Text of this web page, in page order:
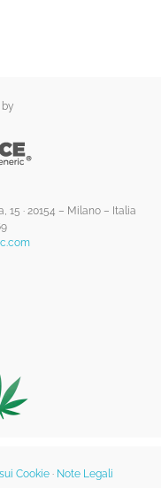
15 · 20154 – Milano – Italia
Cookie· Note Legali